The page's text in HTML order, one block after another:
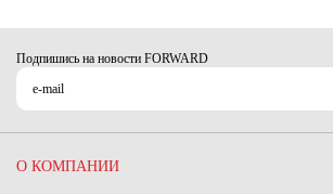
Подпишись на новости FORWARD
О КОМПАНИИ